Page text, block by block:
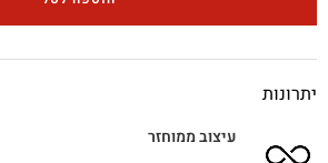
יתרונות
עיצוב ממוחזר